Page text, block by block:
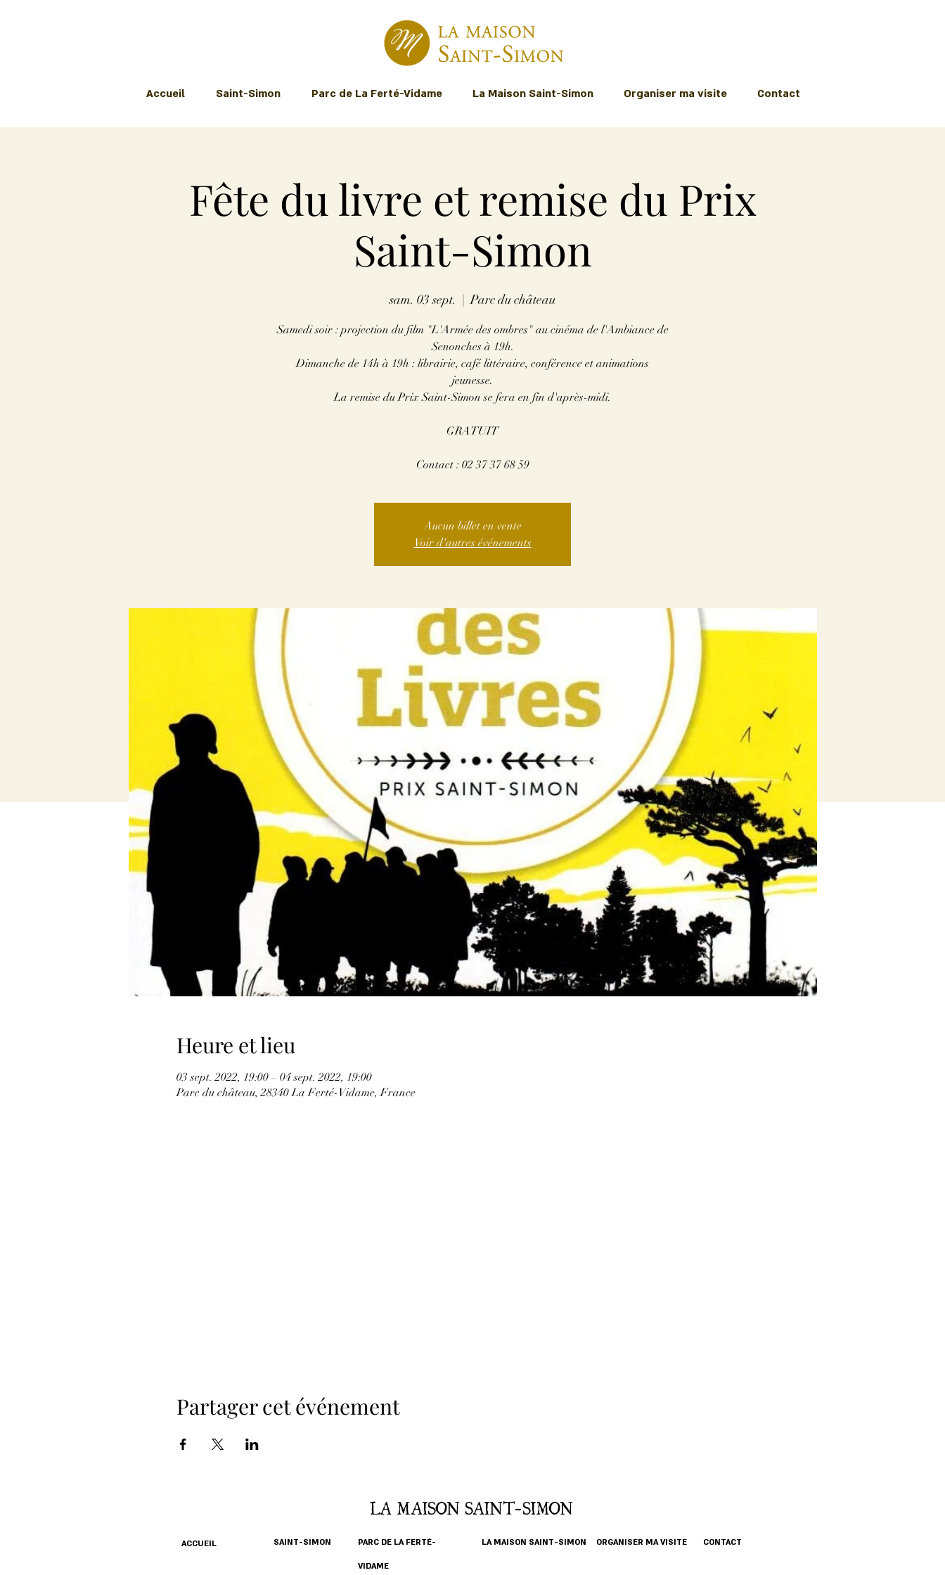
Accueil Saint-Simon Parc de La Ferté-Vidame La Maison Saint-Simon Organiser ma visite Contact
Fête du livre et remise du Prix
Saint-Simon
sam. 03 sept.
  |
Parc du château
Samedi soir : projection du film "L'Armée des ombres" au cinéma de l'Ambiance de
Senonches à 19h.
Dimanche de 14h à 19h : librairie, café littéraire, conférence et animations
jeunesse.
La remise du Prix Saint-Simon se fera en fin d'après-midi.
GRATUIT
Contact : 02 37 37 68 59
Aucun billet en vente
Voir d'autres événements
Heure et lieu
03 sept. 2022, 19:00 – 04 sept. 2022, 19:00
Parc du château, 28340 La Ferté-Vidame, France
Partager cet événement
LA MAISON SAINT-SIMON
ACCUEIL SAINT-SIMON PARC DE LA FERTÉ-
VIDAME
LA MAISON SAINT-SIMON ORGANISER MA VISITE CONTACT